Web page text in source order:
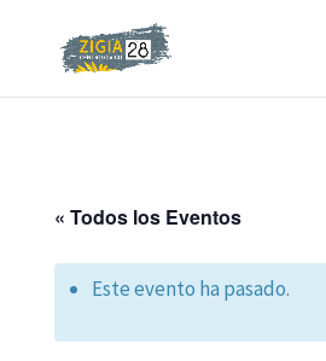
« Todos los Eventos
Este evento ha pasado.